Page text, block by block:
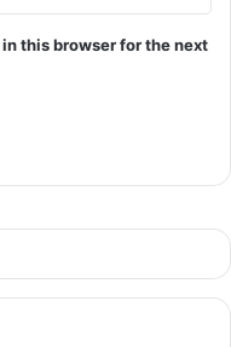
this browser for the next